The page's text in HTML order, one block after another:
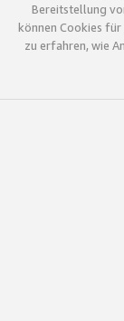
Bereitstellung
können Cookies
zu erfahren, wie